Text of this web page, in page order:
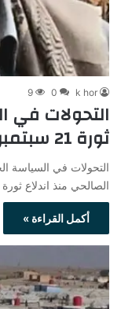
k hor
0
9
التحولات في
ثورة 21 سبتمبر
الصالحي منذ اندلاع ثورة 21 سبتمبر اليمنية التي…
أكمل القراءة »